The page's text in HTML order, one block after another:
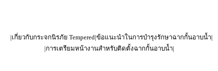
|เกี่ยวกับกระจกนิรภัย Tempered|ข้อแนะนำในการบำรุงรักษาฉากกั้นอาบน้ำ|
|การเตรียมหน้างานสำหรับติดตั้งฉากกั้นอาบน้ำ|